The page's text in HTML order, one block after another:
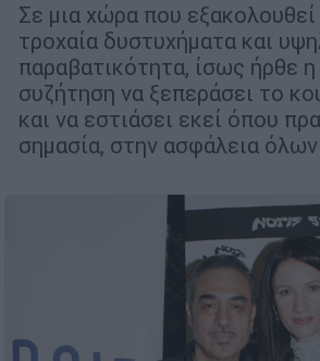
Σε μια χώρα που
τροχαία δυστυχήματα και
παραβατικότητα, ίσως ήρθε
συζήτηση να ξεπεράσει το
και να εστιάσει εκεί όπου
σημασία, στην ασφάλεια